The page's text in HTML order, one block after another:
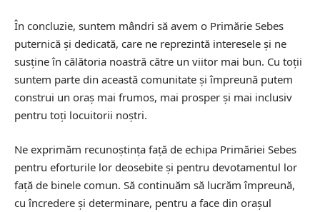
În concluzie, suntem mândri să avem o Primărie Sebes
puternică și dedicată, care ne reprezintă interesele și ne
susține în călătoria noastră către un viitor mai bun. Cu toții
suntem parte din această comunitate și împreună putem
construi un oraș mai frumos, mai prosper și mai inclusiv
pentru toți locuitorii noștri.
Ne exprimăm recunoștința față de echipa Primăriei Sebes
pentru eforturile lor deosebite și pentru devotamentul lor
față de binele comun. Să continuăm să lucrăm împreună,
cu încredere și determinare, pentru a face din orașul